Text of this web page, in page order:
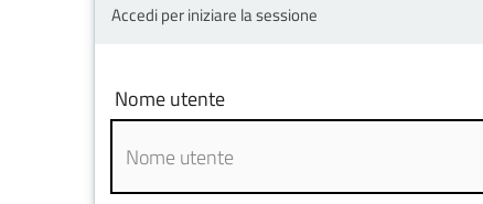
Accedi per iniziare la sessione
Nome utente